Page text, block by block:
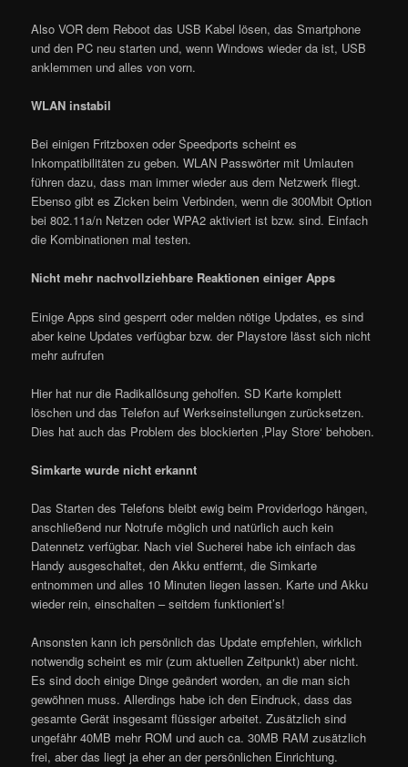
Also VOR dem Reboot das USB Kabel lösen, das Smartphone
und den PC neu starten und, wenn Windows wieder da ist, USB
anklemmen und alles von vorn.
WLAN instabil
Bei einigen Fritzboxen oder Speedports scheint es
Inkompatibilitäten zu geben. WLAN Passwörter mit Umlauten
führen dazu, dass man immer wieder aus dem Netzwerk fliegt.
Ebenso gibt es Zicken beim Verbinden, wenn die 300Mbit Option
bei 802.11a/n Netzen oder WPA2 aktiviert ist bzw. sind. Einfach
die Kombinationen mal testen.
Nicht mehr nachvollziehbare Reaktionen einiger Apps
Einige Apps sind gesperrt oder melden nötige Updates, es sind
aber keine Updates verfügbar bzw. der Playstore lässt sich nicht
mehr aufrufen
Hier hat nur die Radikallösung geholfen. SD Karte komplett
löschen und das Telefon auf Werkseinstellungen zurücksetzen.
Dies hat auch das Problem des blockierten ‚Play Store‘ behoben.
Simkarte wurde nicht erkannt
Das Starten des Telefons bleibt ewig beim Providerlogo hängen,
anschließend nur Notrufe möglich und natürlich auch kein
Datennetz verfügbar. Nach viel Sucherei habe ich einfach das
Handy ausgeschaltet, den Akku entfernt, die Simkarte
entnommen und alles 10 Minuten liegen lassen. Karte und Akku
wieder rein, einschalten – seitdem funktioniert’s!
Ansonsten kann ich persönlich das Update empfehlen, wirklich
notwendig scheint es mir (zum aktuellen Zeitpunkt) aber nicht.
Es sind doch einige Dinge geändert worden, an die man sich
gewöhnen muss. Allerdings habe ich den Eindruck, dass das
gesamte Gerät insgesamt flüssiger arbeitet. Zusätzlich sind
ungefähr 40MB mehr ROM und auch ca. 30MB RAM zusätzlich
frei, aber das liegt ja eher an der persönlichen Einrichtung.